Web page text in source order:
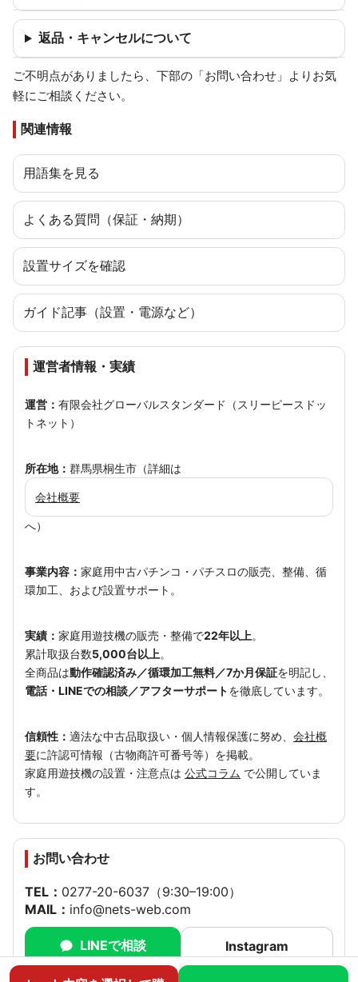
返品・キャンセルについて
ご不明点がありましたら、下部の「お問い合わせ」よりお気
軽にご相談ください。
関連情報
用語集を見る
よくある質問（保証・納期）
設置サイズを確認
ガイド記事（設置・電源など）
運営者情報・実績
運営： 有限会社グローバルスタンダード（スリーピースドッ
トネット）
所在地： 群馬県桐生市（詳細は
会社概要
へ）
事業内容： 家庭用中古パチンコ・パチスロの販売、整備、循
環加工、および設置サポート。
実績： 家庭用遊技機の販売・整備で22年以上。
累計取扱台数5,000台以上。
全商品は動作確認済み／循環加工無料／7か月保証を明記し、
電話・LINEでの相談／アフターサポートを徹底しています。
信頼性： 適法な中古品取扱い・個人情報保護に努め、 会社概
要に許認可情報（古物商許可番号等）を掲載。
家庭用遊技機の設置・注意点は 公式コラム で公開していま
す。
お問い合わせ
TEL： 0277-20-6037 （9:30–19:00）
MAIL： info@nets-web.com
LINEで相談 Instagram